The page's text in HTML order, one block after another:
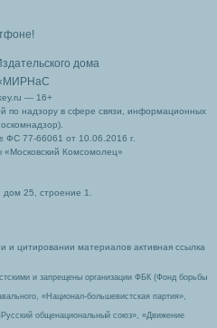
дома
— 16+
по надзору в сфере связи, информационных
ФС 77-66061 от 10.06.2016 г.
Комсомолец»
дом 25, строение 1.
и цитировании материалов активная ссылка
и запрещены организации ФБК (Фонд борьбы
«Национал-большевистская партия»,
общенациональный союз», «Движение